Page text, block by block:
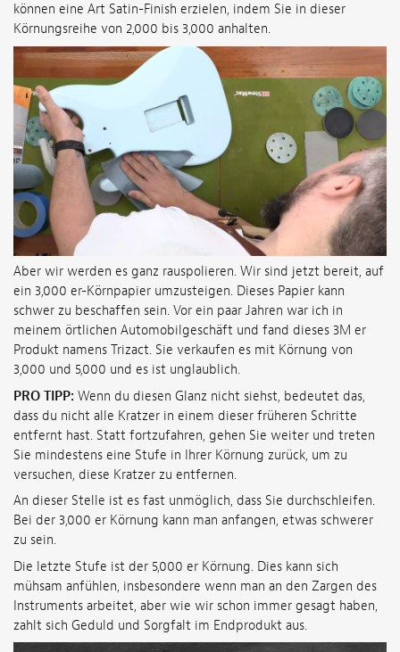
können eine Art Satin-Finish erzielen, indem Sie in dieser
Körnungsreihe von 2,000 bis 3,000 anhalten.
Aber wir werden es ganz rauspolieren. Wir sind jetzt bereit, auf
ein 3,000 er-Körnpapier umzusteigen. Dieses Papier kann
schwer zu beschaffen sein. Vor ein paar Jahren war ich in
meinem örtlichen Automobilgeschäft und fand dieses 3M er
Produkt namens Trizact. Sie verkaufen es mit Körnung von
3,000 und 5,000 und es ist unglaublich.
PRO TIPP: Wenn du diesen Glanz nicht siehst, bedeutet das,
dass du nicht alle Kratzer in einem dieser früheren Schritte
entfernt hast. Statt fortzufahren, gehen Sie weiter und treten
Sie mindestens eine Stufe in Ihrer Körnung zurück, um zu
versuchen, diese Kratzer zu entfernen.
An dieser Stelle ist es fast unmöglich, dass Sie durchschleifen.
Bei der 3,000 er Körnung kann man anfangen, etwas schwerer
zu sein.
Die letzte Stufe ist der 5,000 er Körnung. Dies kann sich
mühsam anfühlen, insbesondere wenn man an den Zargen des
Instruments arbeitet, aber wie wir schon immer gesagt haben,
zahlt sich Geduld und Sorgfalt im Endprodukt aus.